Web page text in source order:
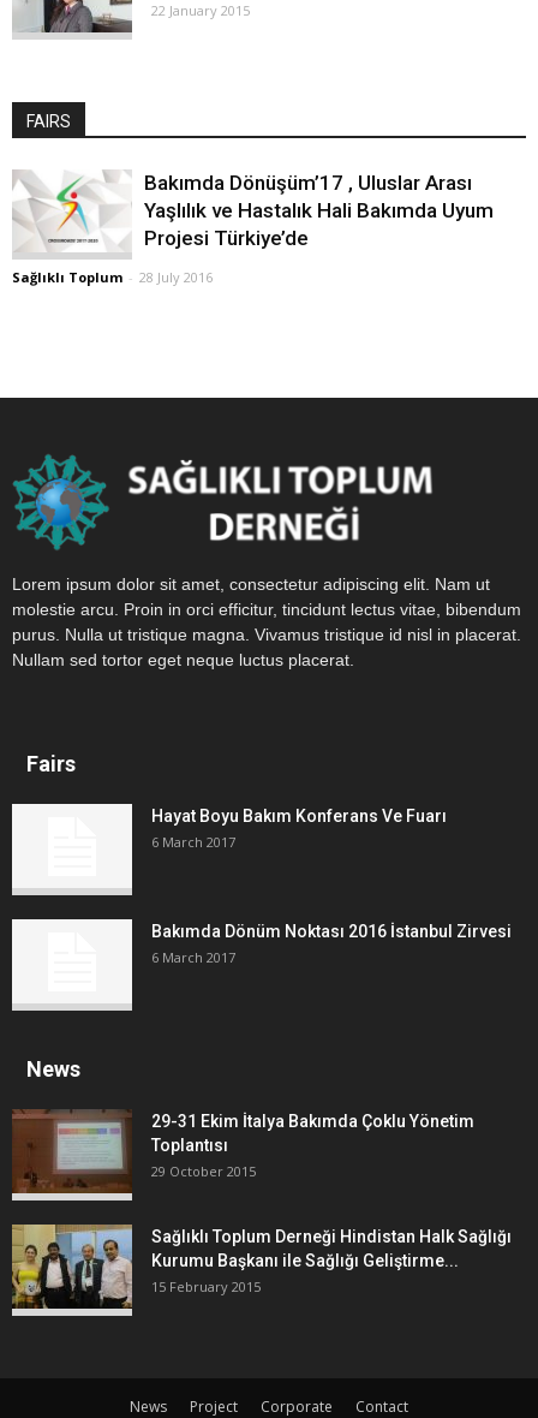
22 January 2015
FAIRS
Bakımda Dönüşüm’17 , Uluslar Arası
Yaşlılık ve Hastalık Hali Bakımda Uyum
Projesi Türkiye’de
Sağlıklı Toplum - 28 July 2016
Lorem ipsum dolor sit amet, consectetur adipiscing elit. Nam ut
molestie arcu. Proin in orci efficitur, tincidunt lectus vitae, bibendum
purus. Nulla ut tristique magna. Vivamus tristique id nisl in placerat.
Nullam sed tortor eget neque luctus placerat.
Fairs
Hayat Boyu Bakım Konferans Ve Fuarı
6 March 2017
Bakımda Dönüm Noktası 2016 İstanbul Zirvesi
6 March 2017
News
29-31 Ekim İtalya Bakımda Çoklu Yönetim
Toplantısı
29 October 2015
Sağlıklı Toplum Derneği Hindistan Halk Sağlığı
Kurumu Başkanı ile Sağlığı Geliştirme...
15 February 2015
News Project Corporate Contact